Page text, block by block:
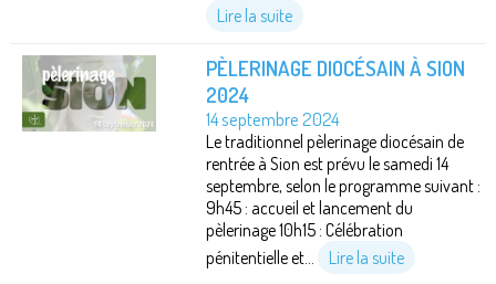
Lire la suite
PÈLERINAGE DIOCÉSAIN À SION
2024
14 septembre 2024
Le traditionnel pèlerinage diocésain de
rentrée à Sion est prévu le samedi 14
septembre, selon le programme suivant :
9h45 : accueil et lancement du
pèlerinage 10h15 : Célébration
pénitentielle et...
Lire la suite